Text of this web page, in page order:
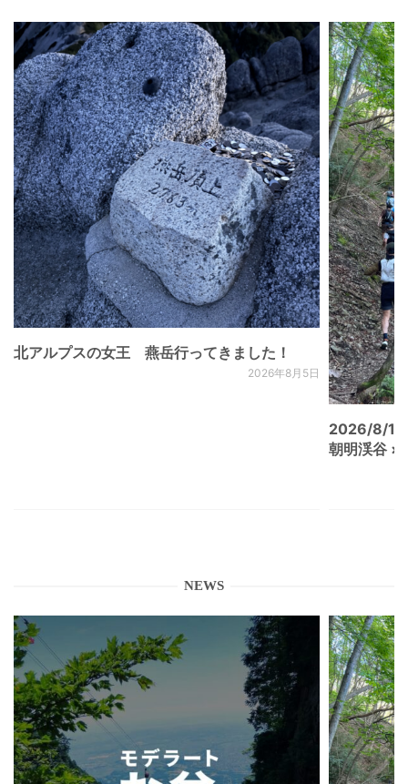
北アルプスの女王 燕岳行ってきました！
2026年8月5日
2026/8/
朝明渓谷 ×
NEWS